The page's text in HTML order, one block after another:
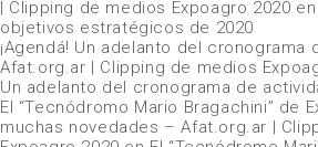
| Clipping de medios Expoagro 2020 en
objetivos estratégicos de 2020
¡Agendá! Un adelanto del cronograma
Afat.org.ar | Clipping de medios
Un adelanto del cronograma de
El “Tecnódromo Mario Bragachini” de
muchas novedades – Afat.org.ar |